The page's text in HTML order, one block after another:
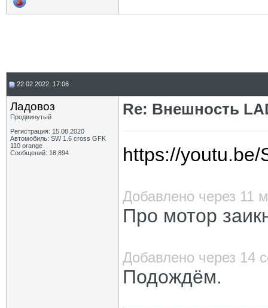
22.02.2022, 17:06
Ладовоз
Продвинутый
Регистрация: 15.08.2020
Автомобиль: SW 1.6 cross GFK
110 orange
Сообщений: 18,894
Re: Внешность
https://youtu.be/
Добавлено через 11
Про мотор
Добавлено через 14
Подождём.